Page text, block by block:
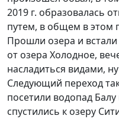
2019 г. образовалась
путем, в общем в этом
Прошли озера и
от озера Холодное,
насладиться видами,
Следующий переход
посетили водопад
спустились к озеру